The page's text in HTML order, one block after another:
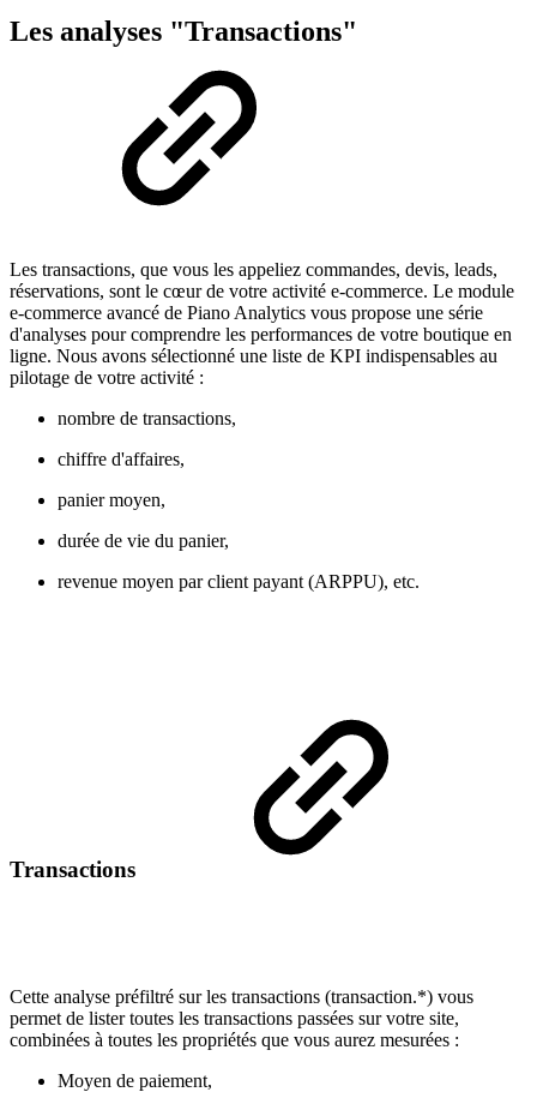
Les analyses "Transactions"
Les transactions, que vous les appeliez commandes, devis, leads,
réservations, sont le cœur de votre activité e-commerce. Le module
e-commerce avancé de Piano Analytics vous propose une série
d'analyses pour comprendre les performances de votre boutique en
ligne. Nous avons sélectionné une liste de KPI indispensables au
pilotage de votre activité :
nombre de transactions,
chiffre d'affaires,
panier moyen,
durée de vie du panier,
revenue moyen par client payant (ARPPU), etc.
Transactions
Cette analyse préfiltré sur les transactions (transaction.*) vous
permet de lister toutes les transactions passées sur votre site,
combinées à toutes les propriétés que vous aurez mesurées :
Moyen de paiement,